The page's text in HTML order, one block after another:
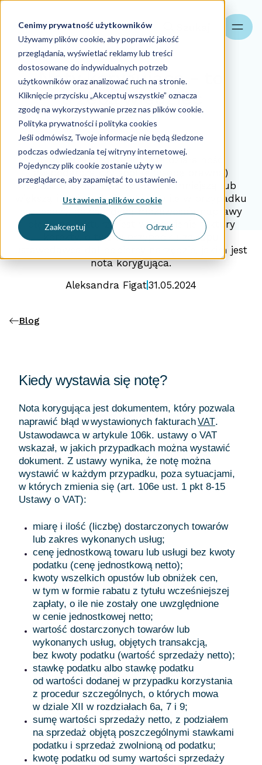
Cenimy prywatność użytkowników
Używamy plików cookie, aby poprawić jakość
przeglądania, wyświetlać reklamy lub treści
dostosowane do indywidualnych potrzeb
użytkowników oraz analizować ruch na stronie.
Kliknięcie przycisku „Akceptuj wszystkie” oznacza
zgodę na wykorzystywanie przez nas plików cookie.
Polityka prywatności i polityka cookies
Jeśli odmówisz, Twoje informacje nie będą śledzone
podczas odwiedzania tej witryny internetowej.
Pojedynczy plik cookie zostanie użyty w
przeglądarce, aby zapamiętać to ustawienie.
Ustawienia plików cookie
Zaakceptuj Odrzuć
Noty korygujące - to
trzeba wiedzieć
31.05.2024
Prowadząc jednoosobową działalność
gospodarczą czy spółkę (osobę prawną)
codziennie ma się styczność z mniejszą lub
większą ilością dokumentów. O ile w przypadku
sprzedaży, gdzie jedyną możliwością naprawy
błędu na fakturze jest wystawienie faktury
korekty, o tyle w przypadku zakupu
ustawodawca dał odbiorcy narzędzie, jakim jest
nota korygująca.
Aleksandra Figat31.05.2024
Blog
Kiedy wystawia się notę?
Nota korygująca jest dokumentem, który pozwala
naprawić błąd w wystawionych fakturachVAT.
Ustawodawca w artykule 106k. ustawy o VAT
wskazał, w jakich przypadkach można wystawić
dokument. Z ustawy wynika, że notę można
wystawić w każdym przypadku, poza sytuacjami,
w których zmienia się (art. 106e ust. 1 pkt 8-15
Ustawy o VAT):
miarę i ilość (liczbę) dostarczonych towarów
lub zakres wykonanych usług;
cenę jednostkową towaru lub usługi bez kwoty
podatku (cenę jednostkową netto);
kwoty wszelkich opustów lub obniżek cen,
w tym w formie rabatu z tytułu wcześniejszej
zapłaty, o ile nie zostały one uwzględnione
w cenie jednostkowej netto;
wartość dostarczonych towarów lub
wykonanych usług, objętych transakcją,
bez kwoty podatku (wartość sprzedaży netto);
stawkę podatku albo stawkę podatku
od wartości dodanej w przypadku korzystania
z procedur szczególnych, o których mowa
w dziale XII w rozdziałach 6a, 7 i 9;
sumę wartości sprzedaży netto, z podziałem
na sprzedaż objętą poszczególnymi stawkami
podatku i sprzedaż zwolnioną od podatku;
kwotę podatku od sumy wartości sprzedaży